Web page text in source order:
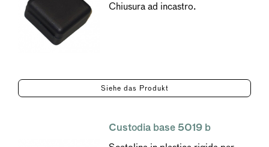
Chiusura ad incastro.
Siehe das Produkt
Custodia base 5019 b